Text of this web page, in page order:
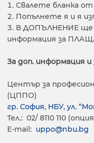
Свалете бланка от
Попълнете я и я
В ДОПЪЛНЕНИЕ ще
информация за
За доп. информация и
Център за
(ЦППО)
гр. София, НБУ, ул.
Тел.: 02/ 8110 110
E-mail: uppo@nbu.bg